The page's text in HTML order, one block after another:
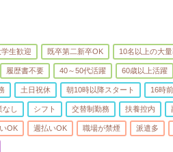
学生歓迎 既卒第二新卒OK 10名以上の大
履歴書不要 40～50代活躍 60歳以上活躍
土日祝休 朝10時以降スタート 16時
なし シフト 交替制勤務 扶養控内
OK 週払いOK 職場が禁煙 派遣多